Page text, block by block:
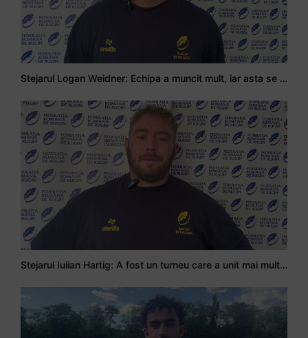
Stejarul Logan Weidner: Echipa a muncit mult, iar asta se va vedea în meciurile de la Nations Cup
Stejarul Iulian Hartig: A fost un turneu care a unit mai mult echipa